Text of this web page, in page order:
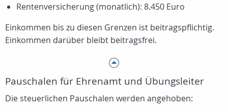
Rentenversicherung (monatlich): 8.450 Euro
Einkommen bis zu diesen Grenzen ist beitragspflichtig.
Einkommen darüber bleibt beitragsfrei.
Pauschalen für Ehrenamt und Übungsleiter
Die steuerlichen Pauschalen werden angehoben: